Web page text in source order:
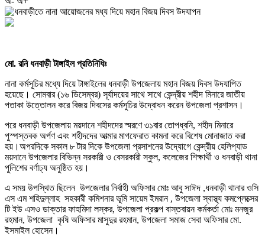
মো. রনি ধনবাড়ী টাঙ্গাইল প্রতিনিধিঃ
নানা কর্মসূচির মধ্যে দিয়ে টাঙ্গাইলের ধনবাড়ী উপজেলায় মহান বিজয় দিবস উদযাপিত
হয়েছে। সোমবার (১৬ ডিসেম্বর) সূর্যাদয়ের সাথে সাথে কেন্দ্রীয় শহীদ মিনারে জাতীয়
পতাকা উত্তোলন করে বিজয় দিবসের কর্মসুচির উদ্বোধন করেন উপজেলা প্রশাসন।
পরে ধনবাড়ী উপজেলায় ময়দানে শহীদদের স্মরণে ৩১বার তোপধ্বনি, শহীদ মিনারে
পুস্পস্তবক অর্পণ এবং শহীদদের আত্মার মাগফেরাত কামনা করে বিশেষ মোনাজাত করা
হয়।অপরদিকে সকাল ৮ টার দিকে উপজেলা প্রসাশনের উদ্যোগে কেন্দ্রীয় হেলিপ্যাড
ময়দানে উপজেলার বিভিন্ন সরকারী ও বেসরকারী স্কুল, কলেজের শিক্ষার্থী ও ধনবাড়ী থানা
পুলিশের বর্ণাঢ্য অনুষ্ঠিত হয়।
এ সময় উপস্থিত ছিলেন উপজেলার নির্বাহী অফিসার মোঃ আবু সাঈদ ,ধনবাড়ী থানার ওসি
এস এম শহিদুল্লাহ সহকারী কমিশনার ভূমি সায়েম ইমরান , উপজেলা স্বাস্থ্য কমপ্লেক্সের
টি ইউ এসও ডাক্তার ফাহমিদা লস্কর, উপজেলা প্রকল্প বাস্তবায়ন কর্মকর্তা মোঃ মনজুর
রহমান, উপজেলা কৃষি অফিসার মাসুদুর রহমান, উপজেলা সমাজ সেবা অফিসার মো.
ইসমাইল হোসেন।